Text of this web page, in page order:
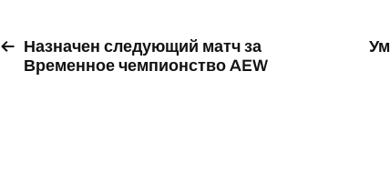
Назначен следующий матч за
Временное чемпионство AEW